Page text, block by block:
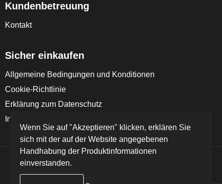
Kundenbetreuung
Kontakt
Sicher einkaufen
Allgemeine Bedingungen und Konditionen
Cookie-Richtlinie
Erklärung zum Datenschutz
Impressum
© Copyright FD Textil GmbH & Co. KG 2024
Wenn Sie auf "Akzeptieren" klicken, erklären Sie
sich mit der auf der Website angegebenen
Handhabung der Produktinformationen
einverstanden.